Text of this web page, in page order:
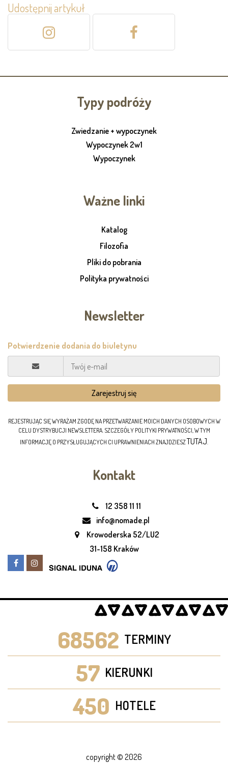
Udostępnij artykuł
Typy podróży
Zwiedzanie + wypoczynek
Wypoczynek 2w1
Wypoczynek
Ważne linki
Katalog
Filozofia
Pliki do pobrania
Polityka prywatności
Newsletter
REJESTRUJĄC SIĘ WYRAŻAM ZGODĘ NA PRZETWARZANIE MOICH DANYCH OSOBOWYCH W
CELU DYSTRYBUCJI NEWSLETTERA. SZCZEGÓŁY POLITYKI PRYWATNOŚCI, W TYM
INFORMACJĘ O PRZYSŁUGUJĄCYCH CI UPRAWNIENIACH ZNAJDZIESZTUTAJ.
Kontakt
12 358 11 11
info@nomade.pl
Krowoderska 52/LU2
31-158 Kraków
68562 TERMINY
57 KIERUNKI
450 HOTELE
copyright © 2026